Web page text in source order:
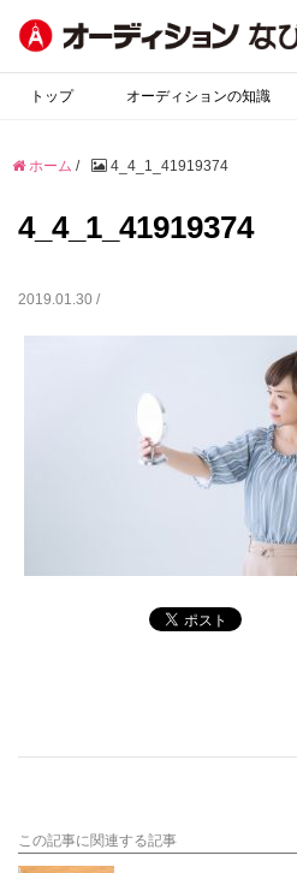
トップ オーディションの知識
ホーム / 4_4_1_41919374
4_4_1_41919374
2019.01.30 /
この記事に関連する記事